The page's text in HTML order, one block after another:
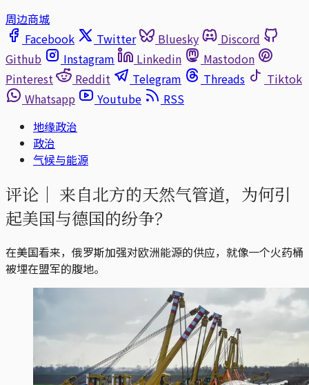
周边商城
Facebook
Twitter Bluesky
Discord
Github
Instagram Linkedin
Mastodon
Pinterest
Reddit Telegram Threads
Tiktok
Whatsapp
Youtube
RSS
地缘政治
政治
气候与能源
评论｜ 来自北方的天然气管道，为何引
起美国与德国的纷争？
在美国看来，俄罗斯加强对欧洲能源的供应，就像一个火药桶
被埋在盟军的腹地。